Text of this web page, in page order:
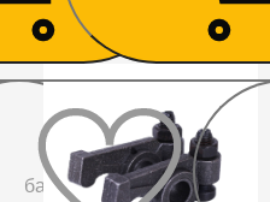
До
бажаного